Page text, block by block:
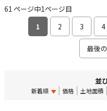
61 ページ中1ページ目
1
2 3 4
最後
並
新着順 価格 土地面積